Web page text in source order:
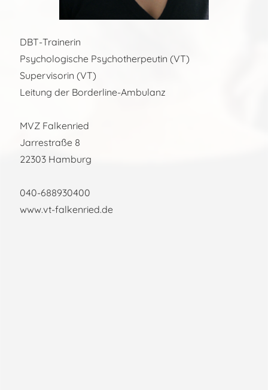
DBT-Trainerin
Psychologische Psychotherpeutin (VT)
Supervisorin (VT)
Leitung der Borderline-Ambulanz
MVZ Falkenried
Jarrestraße 8
22303 Hamburg
040-688930400
www.vt-falkenried.de